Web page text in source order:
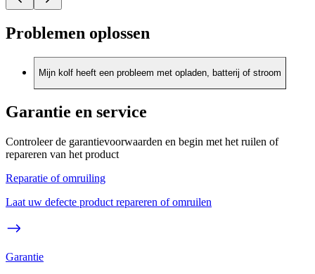
Problemen oplossen
Mijn kolf heeft een probleem met opladen, batterij of stroom
Garantie en service
Controleer de garantievoorwaarden en begin met het ruilen of
repareren van het product
Reparatie of omruiling
Laat uw defecte product repareren of omruilen
Garantie